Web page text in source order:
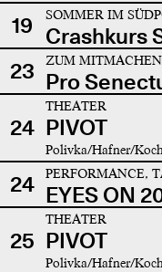
19 SOMMER IM
Crashkurs
23
ZUM MITMACHEN
Pro
24
THEATER
PIVOT
Polivka/Hafner/
24 PERFORMANCE,
EYES ON
25
THEATER
PIVOT
Polivka/Hafner/